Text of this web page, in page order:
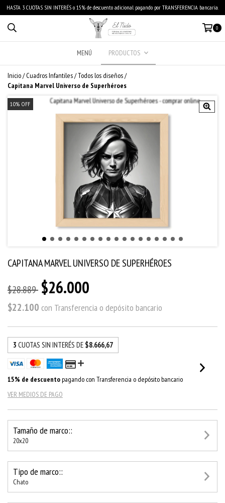
HASTA 3 CUOTAS SIN INTERÉS o 15% de descuento adicional pagando por TRANSFERENCIA bancaria.
0
MENÚ PRODUCTOS
Inicio/ Cuadros Infantiles/Todos los diseños/
Capitana Marvel Universo de Superhéroes
10% OFF
CAPITANA MARVEL UNIVERSO DE SUPERHÉROES
$28.889 $26.000
$22.100 con Transferencia o depósito bancario
3 CUOTAS SIN INTERÉS DE $8.666,67
15% de descuentopagando con Transferencia o depósito bancario
VER MEDIOS DE PAGO
Tamaño de marco::
20x20
Tipo de marco::
Chato